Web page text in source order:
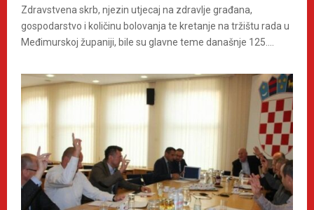
Zdravstvena skrb, njezin utjecaj na zdravlje građana,
gospodarstvo i količinu bolovanja te kretanje na tržištu rada u
Međimurskoj županiji, bile su glavne teme današnje 125....